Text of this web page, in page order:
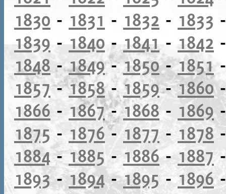
1830 - 1831 - 1832 - 1833
1839 - 1840 - 1841 - 1842
1848-1849-1850-1851
1857-1858-1859-1860
1866 - 1867-1868 - 1869
1875 - 1876- 1877-1878
1884-1885 - 1886-1887
1893-1894-1895 -1896